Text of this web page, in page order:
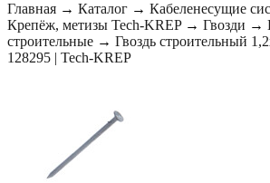
Главная → Каталог → Кабеленесущие
Крепёж, метизы Tech-KREP→ Гвозди →
строительные → Гвоздь строительный
128295 | Tech-KREP